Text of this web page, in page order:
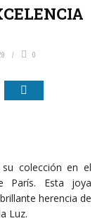
0
colección en el
París. Esta joya
herencia de
Luz.